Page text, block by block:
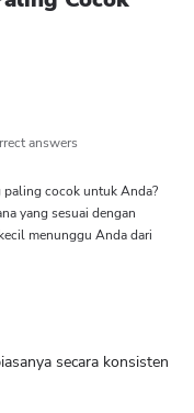
answers
paling cocok untuk Anda?
yang sesuai dengan
menunggu Anda dari
secara konsisten